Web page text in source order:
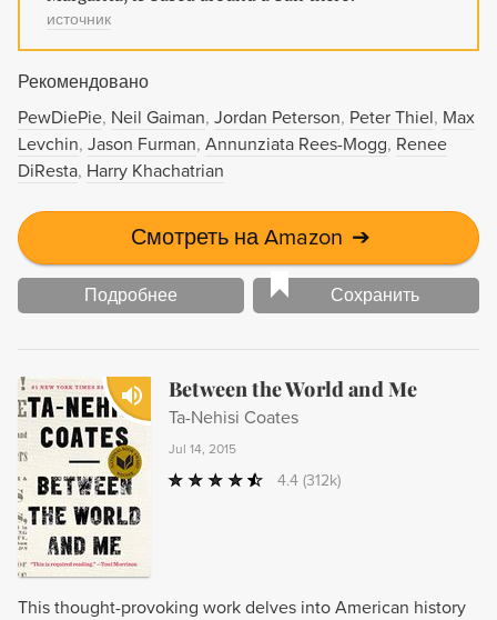
источник
Рекомендовано
PewDiePie Neil Gaiman Jordan Peterson Peter Thiel Max
Levchin Jason Furman Annunziata Rees-Mogg Renee
DiResta Harry Khachatrian
Смотреть на Amazon ➔
Подробнее Сохранить
Between the World and Me
Ta-Nehisi Coates
Jul 14, 2015
4.4 (312k)
This thought-provoking work delves into American history